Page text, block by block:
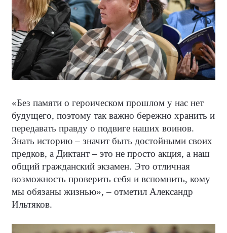
«Без памяти о героическом прошлом у нас нет
будущего, поэтому так важно бережно хранить и
передавать правду о подвиге наших воинов.
Знать историю – значит быть достойными своих
предков, а Диктант – это не просто акция, а наш
общий гражданский экзамен. Это отличная
возможность проверить себя и вспомнить, кому
мы обязаны жизнью», – отметил Александр
Ильтяков.